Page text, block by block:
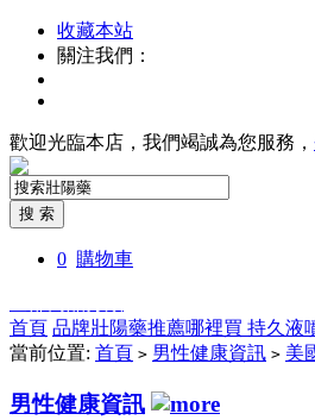
收藏本站
關注我們：
歡迎光臨本店，我們竭誠為您服務，
0 購物車
首頁 品牌壯陽藥推薦哪裡買 持久液
當前位置: 首頁 > 男性健康資訊 > 美
男性健康資訊